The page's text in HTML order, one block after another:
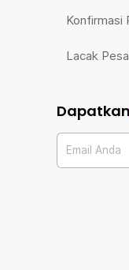
Konfirmasi
Lacak
Dapatkan
Email Anda